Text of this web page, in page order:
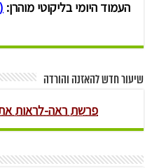
שיעור חדש להאזנה והורדה